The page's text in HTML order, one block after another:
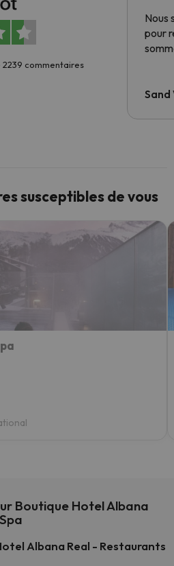
2239 commentaires
Nous
pour
Sand
susceptibles de vous
Boutique Hotel Albana
Albana Real - Restaurants